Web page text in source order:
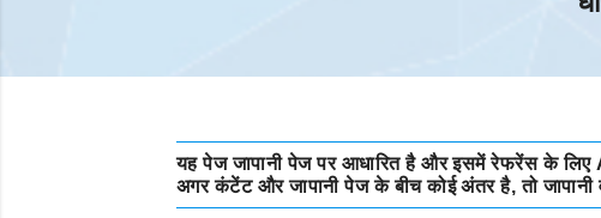
यह पेज जापानी पेज पर आधारित है और इसमें रेफरेंस के लिए
अगर कंटेंट और जापानी पेज के बीच कोई अंतर है, तो जापानी